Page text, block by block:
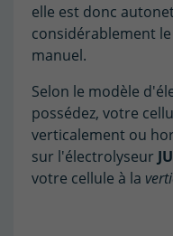
elle est donc
considérablement
manuel.
Selon le modèle
possédez, votre
verticalement ou
sur l'électrolyseur
votre cellule à la